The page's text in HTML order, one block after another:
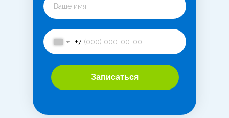
+7
Записаться